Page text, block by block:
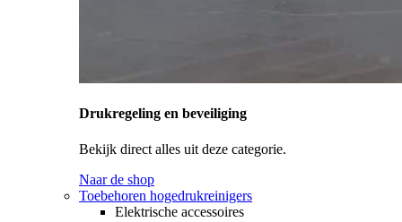
Drukregeling en beveiliging
Bekijk direct alles uit deze categorie.
Naar de shop
Toebehoren hogedrukreinigers
Elektrische accessoires